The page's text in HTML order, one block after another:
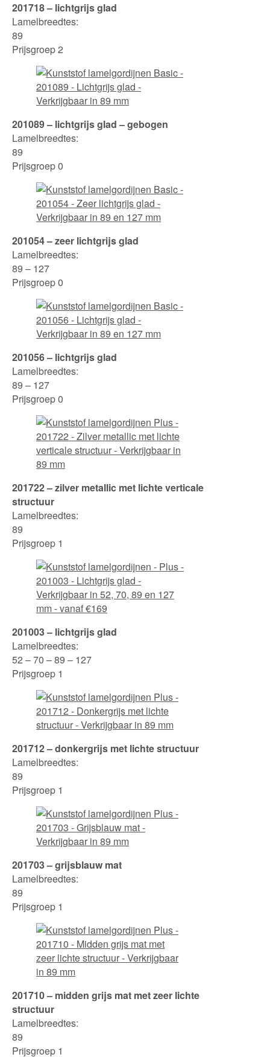
201718 – lichtgrijs glad
Lamelbreedtes:
89
Prijsgroep 2
201089 – lichtgrijs glad – gebogen
Lamelbreedtes:
89
Prijsgroep 0
201054 – zeer lichtgrijs glad
Lamelbreedtes:
89 – 127
Prijsgroep 0
201056 – lichtgrijs glad
Lamelbreedtes:
89 – 127
Prijsgroep 0
201722 – zilver metallic met lichte verticale
structuur
Lamelbreedtes:
89
Prijsgroep 1
201003 – lichtgrijs glad
Lamelbreedtes:
52 – 70 – 89 – 127
Prijsgroep 1
201712 – donkergrijs met lichte structuur
Lamelbreedtes:
89
Prijsgroep 1
201703 – grijsblauw mat
Lamelbreedtes:
89
Prijsgroep 1
201710 – midden grijs mat met zeer lichte
structuur
Lamelbreedtes:
89
Prijsgroep 1